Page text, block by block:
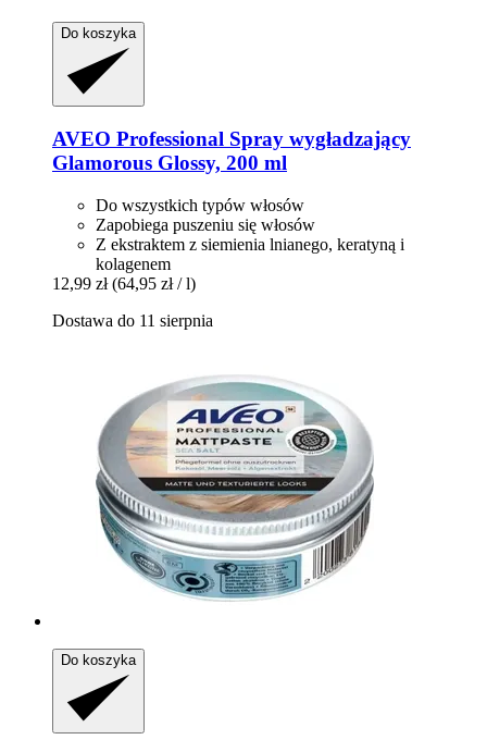
Do koszyka
AVEO Professional Spray wygładzający
Glamorous Glossy, 200 ml
Do wszystkich typów włosów
Zapobiega puszeniu się włosów
Z ekstraktem z siemienia lnianego, keratyną i
kolagenem
12,99 zł (64,95 zł / l)
Dostawa do 11 sierpnia
Do koszyka